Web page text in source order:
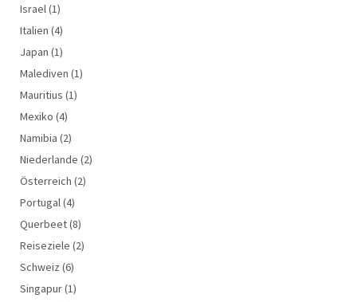
Israel(1)
Italien (4)
Japan (1)
Malediven (1)
Mauritius (1)
Mexiko (4)
Namibia (2)
Niederlande (2)
Österreich (2)
Portugal(4)
Querbeet(8)
Reiseziele (2)
Schweiz (6)
Singapur(1)